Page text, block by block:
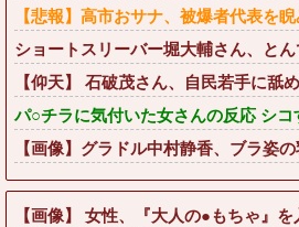
【悲報】高市おサナ、被爆者代表を
ショートスリーバー堀大輔さん、と
【仰天】 石破茂さん、自民若手に舐
パ○チラに気付いた女さんの反応 シコ
【画像】グラドル中村静香、ブラ姿
【画像】 女性、『大人の●もちゃ』